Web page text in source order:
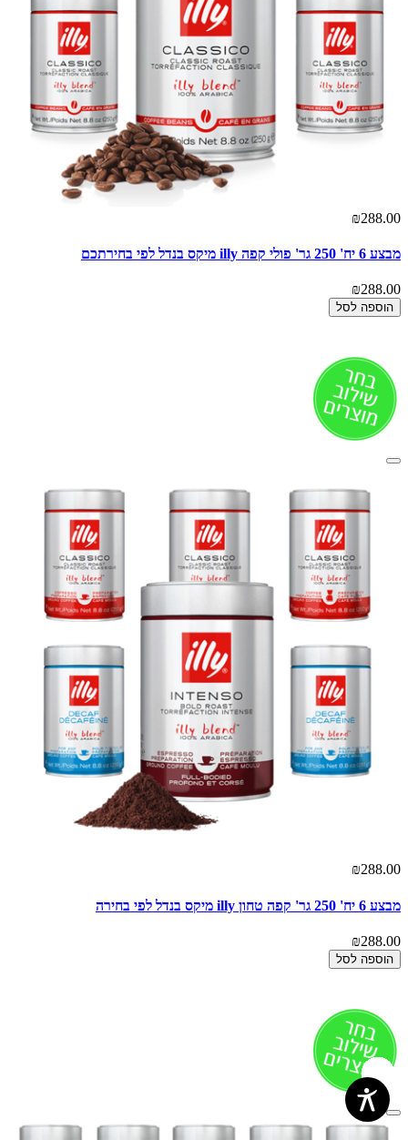
₪288.00
מבצע 6 יח' 250 גר' פולי קפה illy מיקס בנדל לפי בחירתכם
₪288.00
הוספה לסל
₪288.00
מבצע 6 יח' 250 גר' קפה טחון illy מיקס בנדל לפי בחירה
₪288.00
הוספה לסל